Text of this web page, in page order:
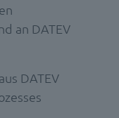
an DATEV
DATEV